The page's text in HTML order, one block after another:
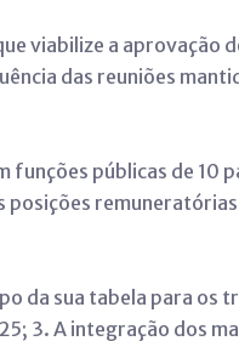
viabilize a aprovação
das reuniões
públicas de 10
posições
da sua tabela para os
3. A integração dos